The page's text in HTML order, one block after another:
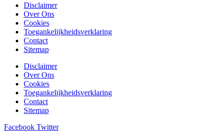
Disclaimer
Over Ons
Cookies
Toegankelijkheidsverklaring
Contact
Sitemap
Disclaimer
Over Ons
Cookies
Toegankelijkheidsverklaring
Contact
Sitemap
Facebook Twitter